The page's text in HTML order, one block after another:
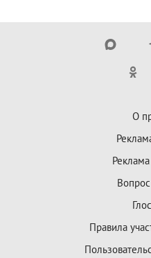
О
Правила